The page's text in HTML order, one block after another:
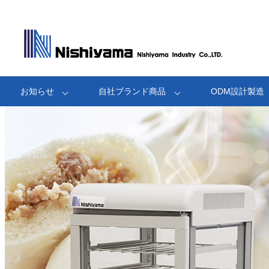
お知らせ 自社ブランド商品 ODM設計製造